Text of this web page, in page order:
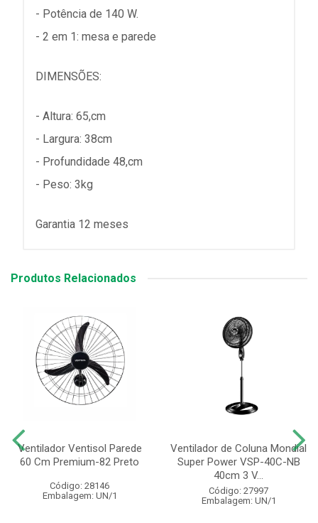
- Potência de 140 W.
- 2 em 1: mesa e parede
DIMENSÕES:
- Altura: 65,cm
- Largura: 38cm
- Profundidade 48,cm
- Peso: 3kg
Garantia 12 meses
Produtos Relacionados
Ventilador Ventisol Parede
60 Cm Premium-82 Preto
Código: 28146
Embalagem: UN/1
Ventilador de Coluna Mondial
Super Power VSP-40C-NB
40cm 3 V...
Código: 27997
Embalagem: UN/1